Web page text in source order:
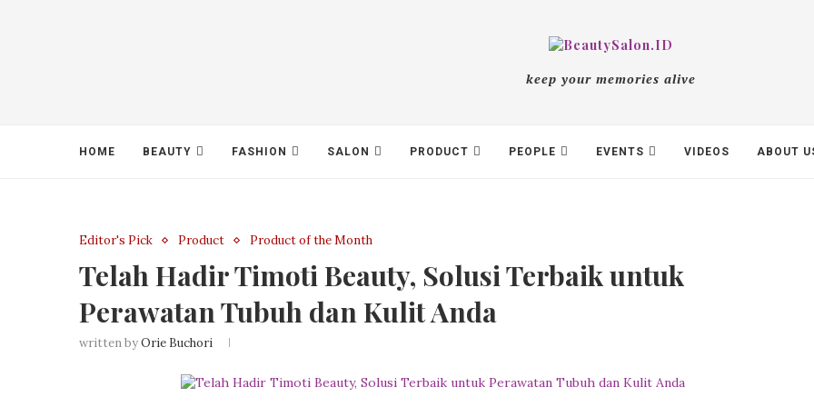
keep your memories alive
HOME BEAUTY FASHION SALON PRODUCT PEOPLE EVENTS VIDEOS ABOUT
Editor's Pick Product Product of the Month
Telah Hadir Timoti Beauty, Solusi Terbaik untuk
Perawatan Tubuh dan Kulit Anda
written byOrie Buchori